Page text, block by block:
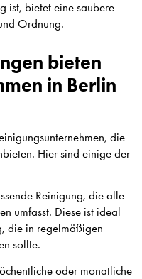
ist, bietet eine saubere
Ordnung.
bieten
in Berlin
die
Hier sind einige der
Reinigung, die alle
umfasst. Diese ist ideal
die in regelmäßigen
sollte.
oder monatliche